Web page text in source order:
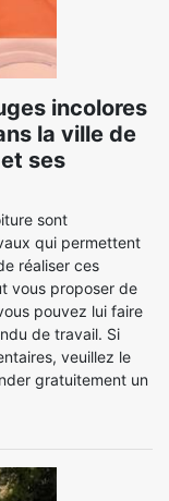
incolores
la ville de
ses
sont
qui permettent
réaliser ces
vous proposer de
pouvez lui faire
de travail. Si
veuillez le
gratuitement un